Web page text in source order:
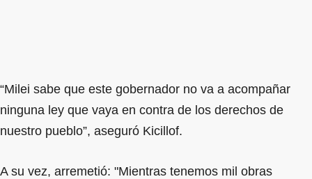
“Milei sabe que este gobernador no va a acompañar
ninguna ley que vaya en contra de los derechos de
nuestro pueblo”, aseguró Kicillof.
A su vez, arremetió: "Mientras tenemos mil obras